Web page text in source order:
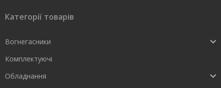
Категорії товарів
Вогнегасники
Комплектуючі
Обладнання